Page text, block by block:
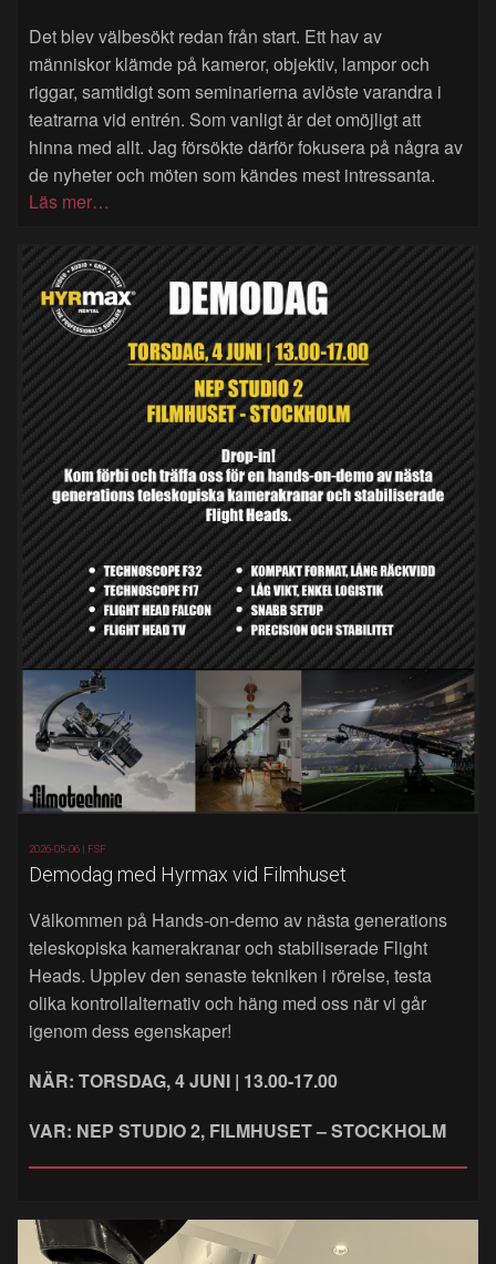
Det blev välbesökt redan från start. Ett hav av
människor klämde på kameror, objektiv, lampor och
riggar, samtidigt som seminarierna avlöste varandra i
teatrarna vid entrén. Som vanligt är det omöjligt att
hinna med allt. Jag försökte därför fokusera på några av
de nyheter och möten som kändes mest intressanta.
Läs mer…
2026-05-06 | FSF
Demodag med Hyrmax vid Filmhuset
Välkommen på Hands‑on‑demo av nästa generations
teleskopiska kamerakranar och stabiliserade Flight
Heads. Upplev den senaste tekniken i rörelse, testa
olika kontrollalternativ och häng med oss när vi går
igenom dess egenskaper!
NÄR: TORSDAG, 4 JUNI | 13.00-17.00
VAR: NEP STUDIO 2, FILMHUSET – STOCKHOLM